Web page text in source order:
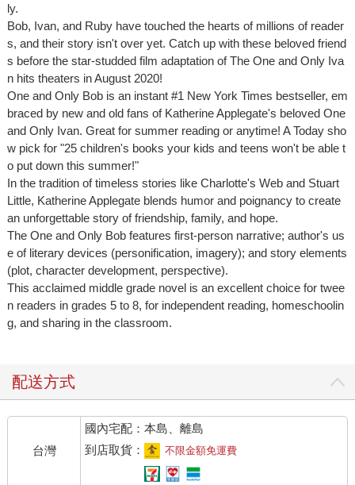
ly.
Bob, Ivan, and Ruby have touched the hearts of millions of reader
s, and their story isn't over yet. Catch up with these beloved friend
s before the star-studded film adaptation of The One and Only Iva
n hits theaters in August 2020!
One and Only Bob is an instant #1 New York Times bestseller, em
braced by new and old fans of Katherine Applegate's beloved One
and Only Ivan. Great for summer reading or anytime! A Today sho
w pick for "25 children's books your kids and teens won't be able t
o put down this summer!"
In the tradition of timeless stories like Charlotte's Web and Stuart
Little, Katherine Applegate blends humor and poignancy to create
an unforgettable story of friendship, family, and hope.
The One and Only Bob features first-person narrative; author's us
e of literary devices (personification, imagery); and story elements
(plot, character development, perspective).
This acclaimed middle grade novel is an excellent choice for twee
n readers in grades 5 to 8, for independent reading, homeschoolin
g, and sharing in the classroom.
配送方式
台灣
國內宅配：本島、離島
到店取貨：
不限金額免運費